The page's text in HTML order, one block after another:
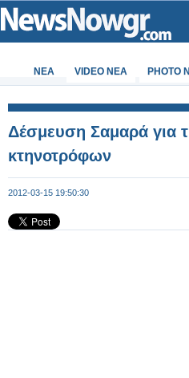
ΝΕΑ VIDEO NEA PHOTO
Δέσμευση Σαμαρά για
κτηνοτρόφων
2012-03-15 19:50:30